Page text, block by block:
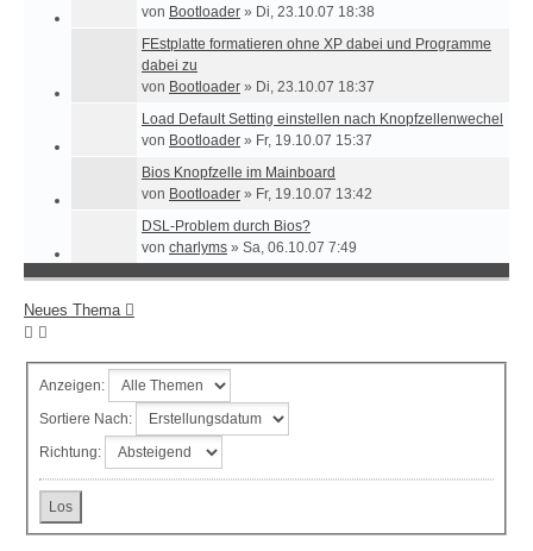
von Bootloader » Di, 23.10.07 18:38
FEstplatte formatieren ohne XP dabei und Programme
dabei zu
von Bootloader » Di, 23.10.07 18:37
Load Default Setting einstellen nach Knopfzellenwechel
von Bootloader » Fr, 19.10.07 15:37
Bios Knopfzelle im Mainboard
von Bootloader » Fr, 19.10.07 13:42
DSL-Problem durch Bios?
von charlyms » Sa, 06.10.07 7:49
Neues Thema
Anzeigen:
Sortiere Nach:
Richtung: